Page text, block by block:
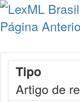
Página
Tipo
Artigo de